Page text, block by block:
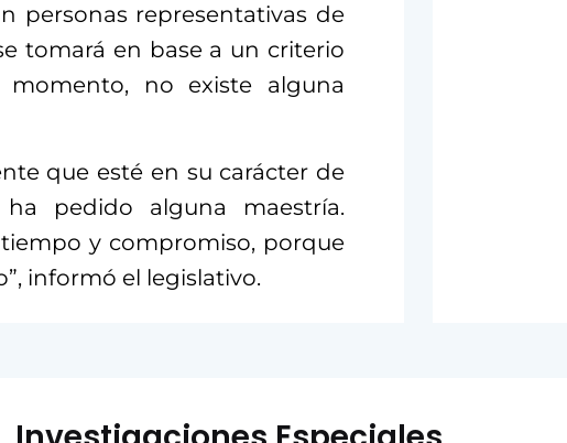
personas representativas de
tomará en base a un criterio
no existe alguna
que esté en su carácter de
pedido alguna maestría.
y compromiso, porque
informó el legislativo.